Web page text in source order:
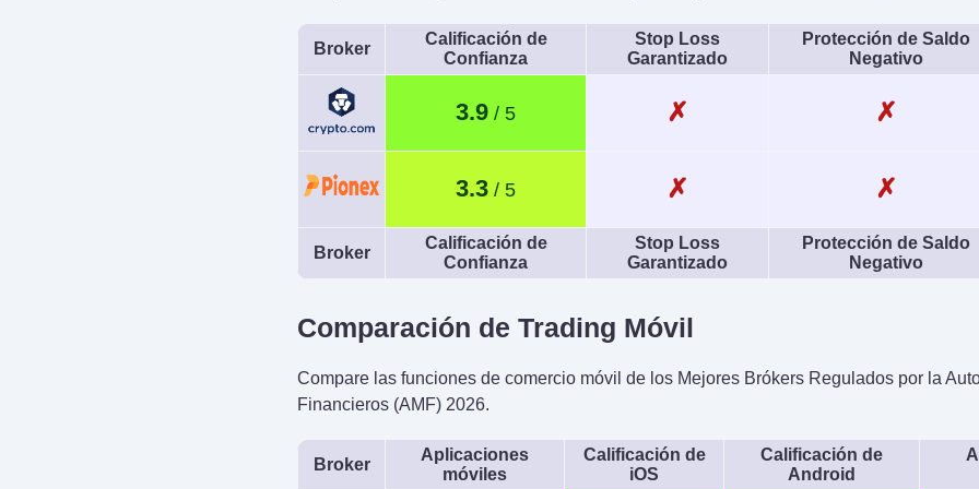
Broker
Calificación de
Confianza
Stop Loss
Garantizado
Protección de Saldo
Negativo
3.9 ✗ ✗
3.3 ✗ ✗
Broker
Calificación de
Confianza
Stop Loss
Garantizado
Protección de Saldo
Negativo
Comparación de Trading Móvil
Compare las funciones de comercio móvil de los Mejores Brókers Regulados por la
Financieros (AMF) 2026.
Broker
Aplicaciones
móviles
Calificación de
iOS
Calificación de
Android